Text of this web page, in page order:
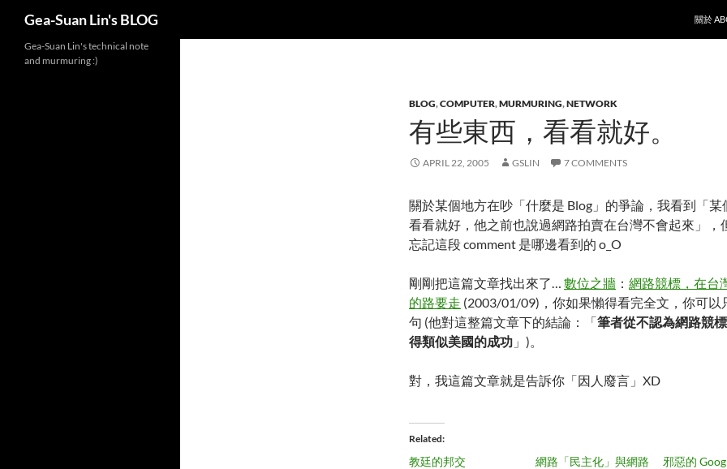
Gea-Suan Lin's BLOG
關於
BLOG,COMPUTER,MURMURING,NETWORK
有些東西，看看就好。
APRIL 22, 2005 GSLIN 7 COMMENTS
關於某個地方在吵「什麼是 Blog」的爭論，我看到「某
看看就好，他之前也說過網路拍賣在台灣不會起來」，
忘記這段 comment 是哪邊看到的 o_O
剛剛把這篇文章找出來了… 數位之牆 ： 網路競標，在台
的路要走 (2003/01/09)，你如果懶得看完全文，你可以
句 (他對這整篇文章下的結論：「筆者從不認為網路競
得類似美國的成功 」)。
對，我這篇文章就是告訴你「因人廢言」XD
Related
教廷的邦交
網路「民主化」與網路
邪惡的
Gea-Suan Lin's technical note
and murmuring :)